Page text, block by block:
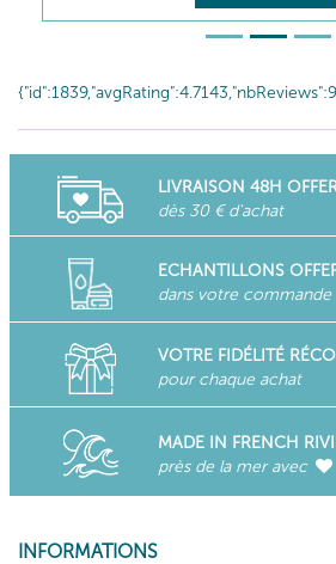
LIVRAISON 48H
dès 30 € d'achat
ECHANTILLONS
dans votre commande
VOTRE FIDÉLITÉ
pour chaque achat
MADE IN FRENCH
près de la mer avec
INFORMATIONS